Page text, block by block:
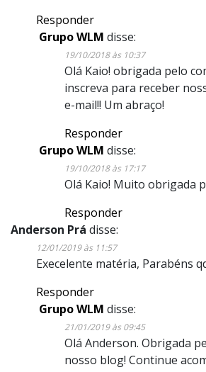
Responder
Grupo WLM disse:
19/10/2018 às 10:37
Olá Kaio! obrigada pelo
inscreva para receber
e-mail!! Um abraço!
Responder
Grupo WLM disse:
19/10/2018 às 17:17
Olá Kaio! Muito obrigada
Responder
Anderson Prá disse:
12/01/2019 às 11:57
Execelente matéria, Parabéns
Responder
Grupo WLM disse:
21/01/2019 às 09:45
Olá Anderson. Obrigada
nosso blog! Continue